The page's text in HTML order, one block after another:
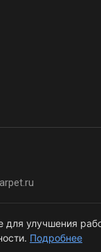
улучшения
Подробнее